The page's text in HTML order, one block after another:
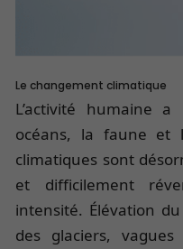
Le changement climatique
L’activité humaine a
océans, la faune et
climatiques sont
et difficilement
intensité. Élévation
des glaciers, vagues